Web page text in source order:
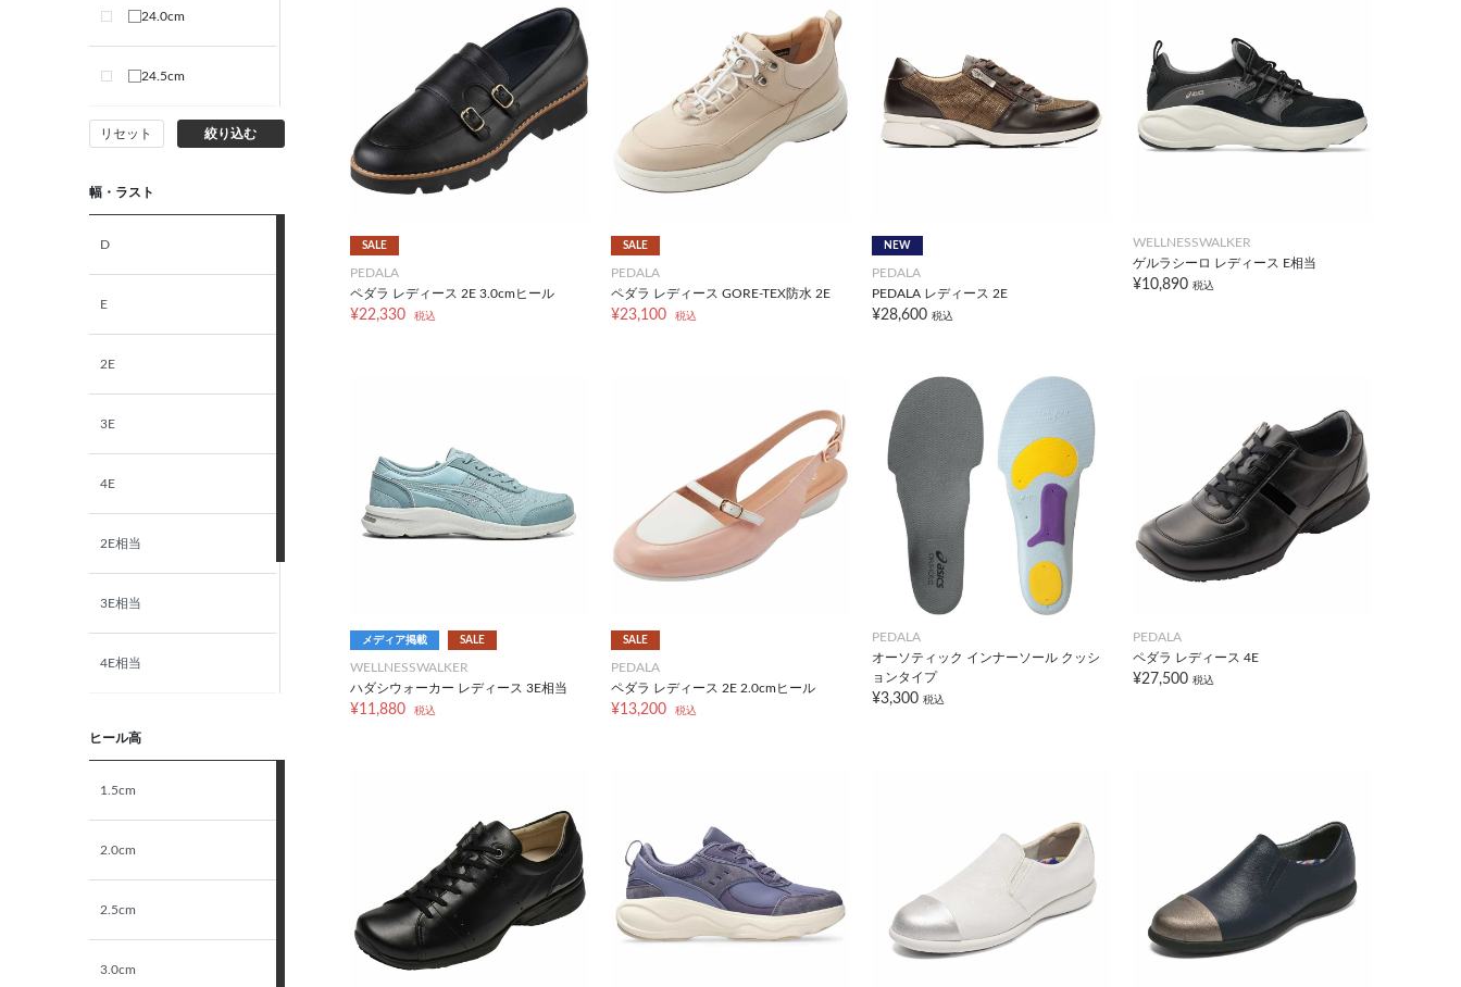
24.0cm
24.5cm
25.0cm
25.5cm
リセット 絞り込む
幅・ラスト
D
E
2E
3E
4E
2E相当
3E相当
4E相当
ヒール高
1.5cm
2.0cm
2.5cm
3.0cm
SALE
PEDALA
ペダラ レディース 2E 3.0cmヒール
¥22,330 税込
SALE
PEDALA
ペダラ レディース GORE-TEX防水 2E
¥23,100 税込
NEW
PEDALA
PEDALA レディース 2E
¥28,600 税込
WELLNESSWALKER
ゲルラシーロ レディース E相当
¥10,890 税込
メディア掲載 SALE
WELLNESSWALKER
ハダシウォーカー レディース 3E相当
¥11,880 税込
SALE
PEDALA
ペダラ レディース 2E 2.0cmヒール
¥13,200 税込
PEDALA
オーソティック インナーソール クッシ
ョンタイプ
¥3,300 税込
PEDALA
ペダラ レディース 4E
¥27,500 税込